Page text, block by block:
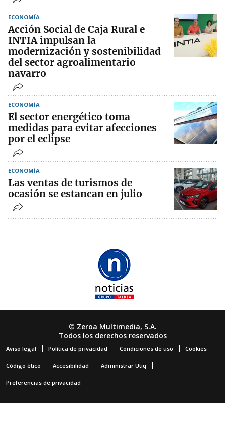
ECONOMÍA
Acción Social de Caja Rural e
INTIA impulsan la
modernización y sostenibilidad
del sector agroalimentario
navarro
ECONOMÍA
El sector energético toma
medidas para evitar afecciones
por el eclipse
ECONOMÍA
Las ventas de turismos de
ocasión se estancan en julio
© Zeroa Multimedia, S.A.
Todos los derechos reservados
Aviso legal Política de privacidad Condiciones de uso Cookies
Código ético Accesibilidad Administrar Utiq
Preferencias de privacidad